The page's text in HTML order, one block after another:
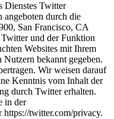
Dienstes Twitter
angeboten durch die
San Francisco, CA
und der Funktion
Websites mit Ihrem
bekannt gegeben.
Wir weisen darauf
Kenntnis vom Inhalt der
durch Twitter erhalten.
in der
twitter.com/privacy.